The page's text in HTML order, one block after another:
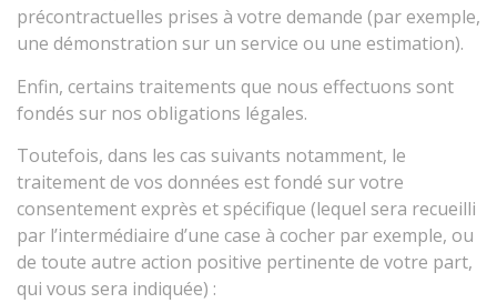
précontractuelles prises à votre demande (par exemple,
une démonstration sur un service ou une estimation).
Enfin, certains traitements que nous effectuons sont
fondés sur nos obligations légales.
Toutefois, dans les cas suivants notamment, le
traitement de vos données est fondé sur votre
consentement exprès et spécifique (lequel sera recueilli
par l’intermédiaire d’une case à cocher par exemple, ou
de toute autre action positive pertinente de votre part,
qui vous sera indiquée) :